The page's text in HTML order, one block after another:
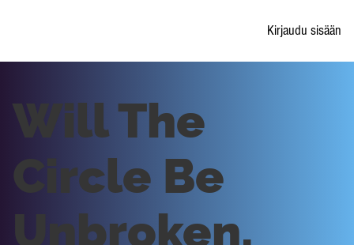
Kirjaudu sisään
Will The
Circle Be
Unbroken,